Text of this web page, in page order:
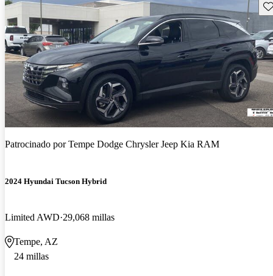
Patrocinado porTempe Dodge Chrysler Jeep Kia RAM
2024 Hyundai Tucson Hybrid
Limited AWD 29,068 millas
Tempe, AZ
24 millas